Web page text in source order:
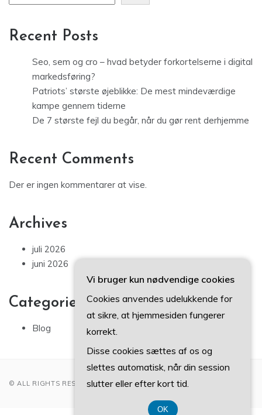
Recent Posts
Seo, sem og cro – hvad betyder forkortelserne i digital
markedsføring?
Patriots’ største øjeblikke: De mest mindeværdige
kampe gennem tiderne
De 7 største fejl du begår, når du gør rent derhjemme
Recent Comments
Der er ingen kommentarer at vise.
Archives
juli 2026
juni 2026
Categories
Blog
© ALL RIGHTS RESERVED 2022
Vi bruger kun nødvendige cookies
Cookies anvendes udelukkende for
at sikre, at hjemmesiden fungerer
korrekt.
Disse cookies sættes af os og
slettes automatisk, når din session
slutter eller efter kort tid.
OK